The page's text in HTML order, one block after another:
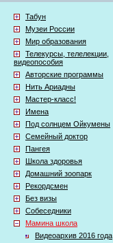
Табун
Музеи России
Мир образования
Телекурсы, телелекции,
видеопособия
Авторские программы
Нить Ариадны
Мастер-класс!
Имена
Под солнцем Ойкумены
Семейный доктор
Пангея
Школа здоровья
Домашний зоопарк
Рекордсмен
Без визы
Собеседники
Мамина школа
Видеоархив 2016 года